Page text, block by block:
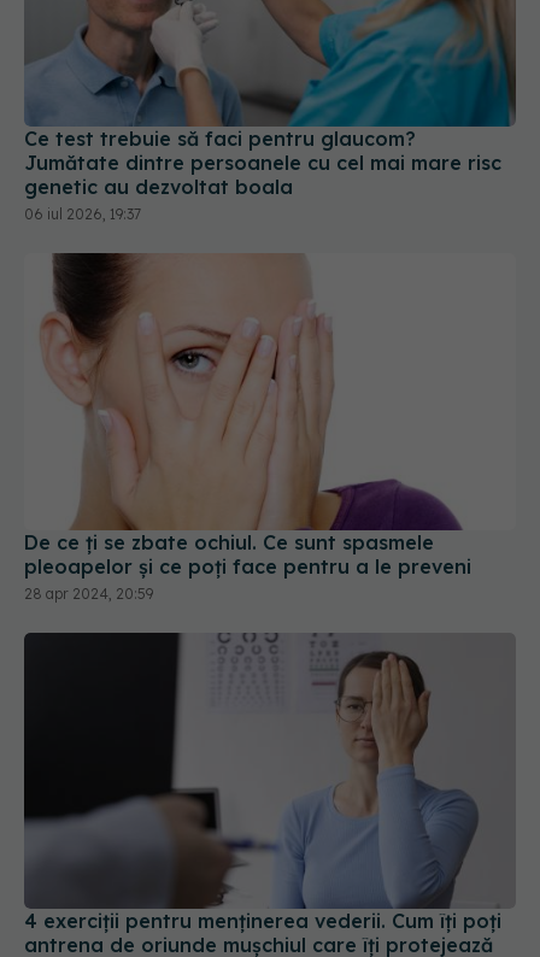
Ce test trebuie să faci pentru glaucom?
Jumătate dintre persoanele cu cel mai mare risc
genetic au dezvoltat boala
06 iul 2026, 19:37
De ce ți se zbate ochiul. Ce sunt spasmele
pleoapelor și ce poți face pentru a le preveni
28 apr 2024, 20:59
4 exerciții pentru menținerea vederii. Cum îți poți
antrena de oriunde mușchiul care îți protejează
ochii
23 ian 2024, 19:43